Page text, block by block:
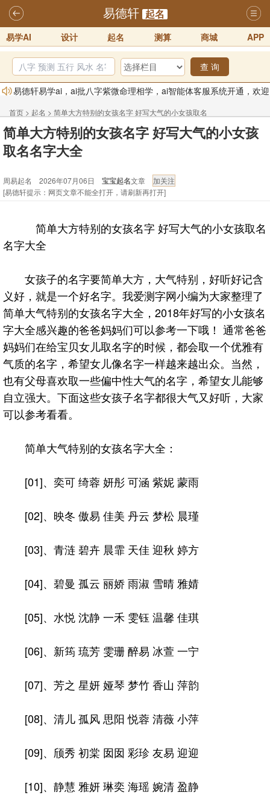
易德轩 起名
易学AI 设计 起名 测算 商城 APP
查 询
易德轩易学ai，ai批八字紫微命理相学，ai智能体客服系统开通，欢迎
体验！！
2025-07-01
易德轩网重构及升能完成，欢迎大家来体验新程序及感觉！！
2025-07-01
2026年化太岁锦囊属马、鼠、牛、龙、兔、狗、鸡生肖化太岁开始预
2026丙午年铁笔居士精批年运说明
2025-10-12
易德轩通告：本网站易德轩商标及LOGO注册声明
2021-9-7
首页 > 起名 > 简单大方特别的女孩名字 好写大气的小女孩取名
名字大全 - 周易起名
简单大方特别的女孩名字 好写大气的小女孩
取名名字大全
周易起名 2026年07月06日 宝宝起名文章
[易德轩提示：网页文章不能全打开，请刷新再打开]
简单大方特别的女孩名字 好写大气的小女孩取名
名字大全
女孩子的名字要简单大方，大气特别，好听好记含
义好，就是一个好名字。我爱测字网小编为大家整理了
简单大气特别的女孩名字大全，2018年好写的小女孩名
字大全感兴趣的爸爸妈妈们可以参考一下哦！ 通常爸爸
妈妈们在给宝贝女儿取名字的时候，都会取一个优雅有
气质的名字，希望女儿像名字一样越来越出众。当然，
也有父母喜欢取一些偏中性大气的名字，希望女儿能够
自立强大。下面这些女孩子名字都很大气又好听，大家
可以参考看看。
简单大气特别的女孩名字大全：
[01]、奕可 绮蓉 妍彤 可涵 紫妮 蒙雨
[02]、映冬 傲易 佳美 丹云 梦松 晨瑾
[03]、青涟 碧卉 晨霏 天佳 迎秋 婷方
[04]、碧曼 孤云 丽娇 雨淑 雪晴 雅婧
[05]、水悦 沈静 一禾 雯钰 温馨 佳琪
[06]、新筠 琉芳 雯珊 醉易 冰萱 一宁
[07]、芳之 星妍 娅琴 梦竹 香山 萍韵
[08]、清儿 孤风 思阳 悦蓉 清薇 小萍
[09]、颀秀 初棠 囡囡 彩珍 友易 迎迎
[10]、静慧 雅妍 琳奕 海瑶 婉清 盈静